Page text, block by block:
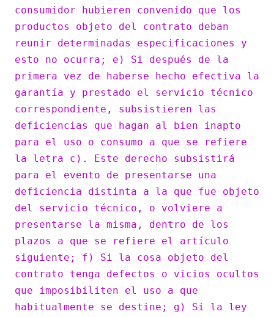
consumidor hubieren convenido que los
productos objeto del contrato deban
reunir determinadas especificaciones y
esto no ocurra; e) Si después de la
primera vez de haberse hecho efectiva la
garantía y prestado el servicio técnico
correspondiente, subsistieren las
deficiencias que hagan al bien inapto
para el uso o consumo a que se refiere
la letra c). Este derecho subsistirá
para el evento de presentarse una
deficiencia distinta a la que fue objeto
del servicio técnico, o volviere a
presentarse la misma, dentro de los
plazos a que se refiere el artículo
siguiente; f) Si la cosa objeto del
contrato tenga defectos o vicios ocultos
que imposibiliten el uso a que
habitualmente se destine; g) Si la ley